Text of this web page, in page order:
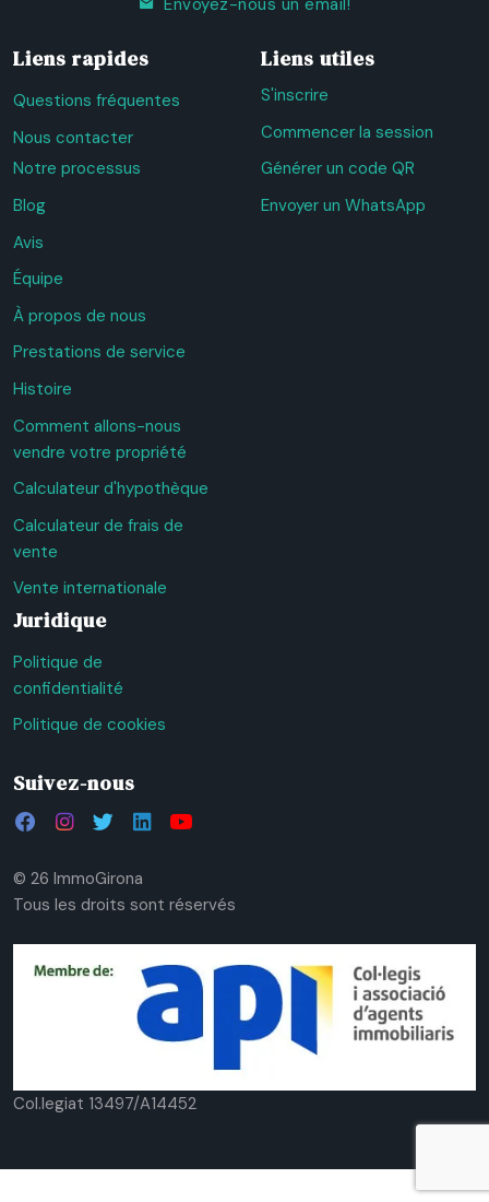
Envoyez-nous un email!
Liens rapides
Questions fréquentes
Nous contacter
Notre processus
Blog
Avis
Équipe
À propos de nous
Prestations de service
Histoire
Comment allons-nous
vendre votre propriété
Calculateur d'hypothèque
Calculateur de frais de
vente
Vente internationale
Liens utiles
S'inscrire
Commencer la session
Générer un code QR
Envoyer un WhatsApp
Juridique
Politique de
confidentialité
Politique de cookies
Suivez-nous
© 26 ImmoGirona
Tous les droits sont réservés
Col.legiat 13497/A14452